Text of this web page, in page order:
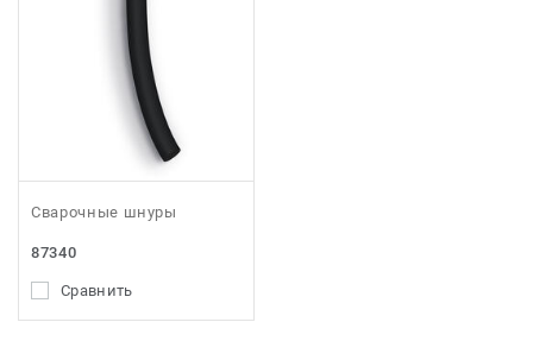
Сварочные шнуры
87340
Сравнить